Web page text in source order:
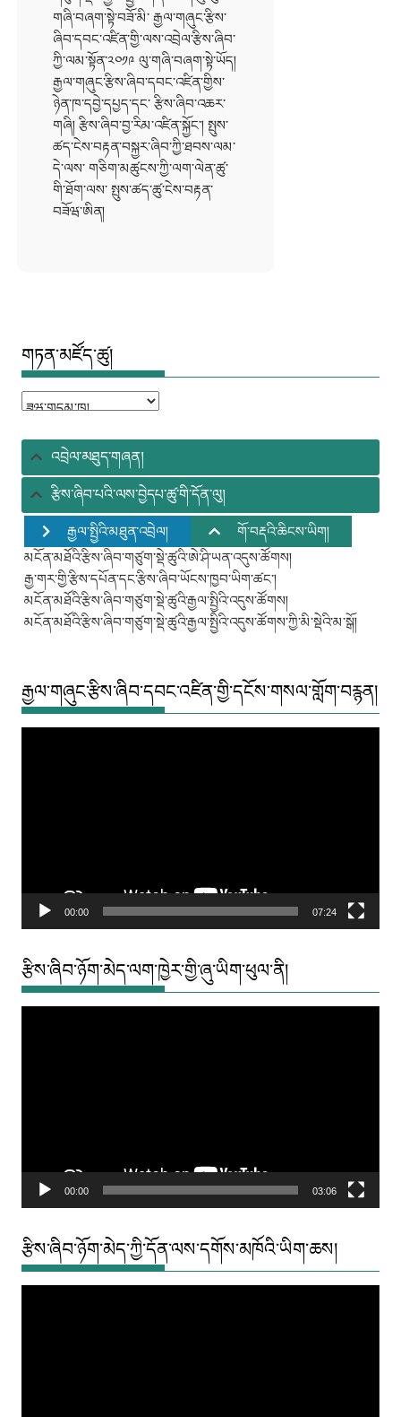
གཞི་བཞག་སྟེ་བཟོ་མི་ རྒྱལ་གཞུང་རྩིས་
ཞིབ་དབང་འཛིན་གྱི་ལས་འབྲེལ་རྩིས་ཞིབ་
ཀྱི་ལམ་སྟོན་༢༠༡༩ ལུ་གཞི་བཞག་སྟེ་ཡོད།
རྒྱལ་གཞུང་རྩིས་ཞིབ་དབང་འཛིན་གྱིས་
ཉེན་ཁ་དབྱེ་དཔྱད་དང་ རྩིས་ཞིབ་འཆར་
གཞི། རྩིས་ཞིབ་བྱ་རིམ་འཛིན་སྐྱོང་། སྤུས་
ཚད་ངེས་བརྟན་བསྐྱར་ཞིབ་ཀྱི་ཐབས་ལམ་
དེ་ལས་ གཅིག་མཚུངས་ཀྱི་ལག་ལེན་ཚུ་
གི་ཐོག་ལས་ སྤུས་ཚད་ཚུ་ངེས་བརྟན་
བཟོཝ་ཨིན།
གཏན་མཛོད་ཚུ།
འབྲེལ་མཐུད་གཞན།
རྩིས་ཞིབ་པའི་ལས་བྱེདཔ་ཚུ་གི་དོན་ལུ།
རྒྱལ་སྤྱིའི་མཐུན་འབྲེལ།
གོ་བརྡའི་ཆིངས་ཡིག།
མངོན་མཐོའི་རྩིས་ཞིབ་གཙུག་སྡེ་ཚུའི་ཨེ་ཤི་ཡན་འདུས་ཚོགས།
རྒྱ་གར་གྱི་རྩིས་དཔོན་དང་རྩིས་ཞིབ་ཡོངས་ཁྱབ་ཡིག་ཚང་།
མངོན་མཐོའི་རྩིས་ཞིབ་གཙུག་སྡེ་ཚུའི་རྒྱལ་སྤྱིའི་འདུས་ཚོགས།
མངོན་མཐོའི་རྩིས་ཞིབ་གཙུག་སྡེ་ཚུའི་རྒྱལ་སྤྱིའི་འདུས་ཚོགས་ཀྱི་མི་སྡེའི་མ་སྒོ།
རྒྱལ་གཞུང་རྩིས་ཞིབ་དབང་འཛིན་གྱི་དངོས་གསལ་གློག་བརྙན།
00:00 07:24
རྩིས་ཞིབ་ཉོག་མེད་ལག་ཁྱེར་གྱི་ཞུ་ཡིག་ཕུལ་ནི།
00:00 03:06
རྩིས་ཞིབ་ཉོག་མེད་ཀྱི་དོན་ལས་དགོས་མཁོའི་ཡིག་ཆས།